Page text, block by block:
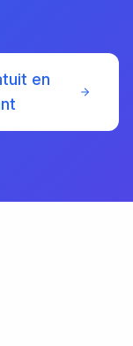
en